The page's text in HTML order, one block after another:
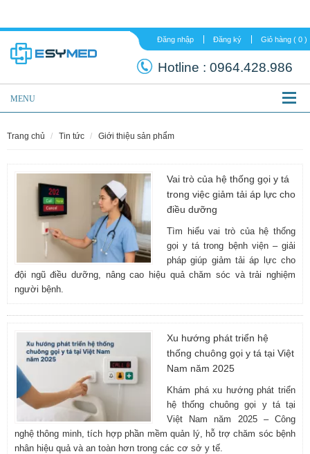
Đăng nhập Đăng ký
Hotline :
MENU
trang chủ tin tức giới thiệu sản phẩm
Vai trò của hệ thống gọi y tá
trong việc giảm tải áp lực cho
điều dưỡng
Tìm hiểu vai trò của hệ thống
gọi y tá trong bệnh viện – giải
pháp giúp giảm tải áp lực cho
đội ngũ điều dưỡng, nâng cao hiệu quả chăm sóc và trải nghiệm
người bệnh.
Xu hướng phát triển hệ
thống chuông gọi y tá tại Việt
Nam năm 2025
Khám phá xu hướng phát triển
hệ thống chuông gọi y tá tại
Việt Nam năm 2025 – Công
nghệ thông minh, tích hợp phần mềm quản lý, hỗ trợ chăm sóc bệnh
nhân hiệu quả và an toàn hơn trong các cơ sở y tế.